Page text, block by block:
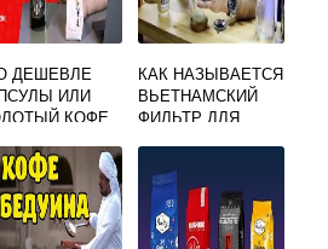
ДЕШЕВЛЕ
ИЛИ
КОФЕ
КАК НАЗЫВАЕТСЯ
ВЬЕТНАМСКИЙ
ФИЛЬТР ДЛЯ